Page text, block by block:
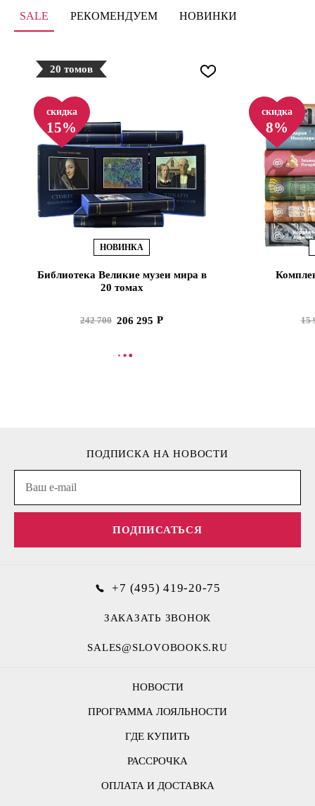
SALE РЕКОМЕНДУЕМ НОВИНКИ
20 томов
скидка
15%
НОВИНКА
Библиотека Великие музеи мира в
20 томах
242 700 206 295
В КОРЗИНУ
скидка
8%
15
НОВОСТИ
ПРОГРАММА ЛОЯЛЬНОСТИ
ГДЕ КУПИТЬ
РАССРОЧКА
ОПЛАТА И ДОСТАВКА
ПОДПИСКА НА НОВОСТИ
ПОДПИСАТЬСЯ
+7 (495) 419-20-75
ЗАКАЗАТЬ ЗВОНОК
SALES@SLOVOBOOKS.RU